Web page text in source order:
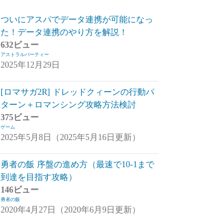
スマートフォン(94)
PC (7)
お知らせ(6)
コンパイル (9)
姫プタワー
攻略 (9)
雑談・感想(2)
リーグ・オブ・ワンダーランド(リグワ
ン)(20)
ついにアスパでデータ連携が可能になっ
た！データ連携のやり方を解説！
632ビュー
アストラルパーティー
2025年12月29日
[ロマサガ2R] ドレッドクィーンの行動パ
ターン＋ロマンシング攻略方法検討
375ビュー
ゲーム
2025年5月8日（2025年5月16日更新）
勇者の飯 序盤の進め方（最速で10-1まで
到達を目指す攻略）
146ビュー
勇者の飯
2020年4月27日（2020年6月9日更新）